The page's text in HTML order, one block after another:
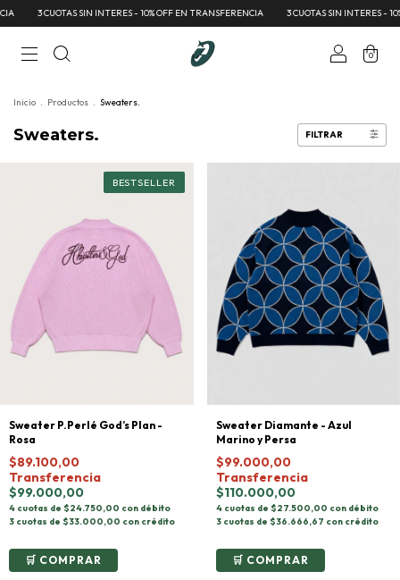
SIN INTERES - 10% OFF EN TRANSFERENCIA 3 CUOTAS SIN INTERES - 10% OFF EN
0
Inicio . Productos . Sweaters.
Sweaters. FILTRAR
Sweater P.Perlé God’s Plan -
Rosa
$89.100,00
Transferencia
$99.000,00
4 cuotas de $24.750,00 con débito
3 cuotas de $33.000,00 con crédito
COMPRAR
Sweater Diamante - Azul
Marino y Persa
$99.000,00
Transferencia
$110.000,00
4 cuotas de $27.500,00 con débito
3 cuotas de $36.666,67 con crédito
COMPRAR